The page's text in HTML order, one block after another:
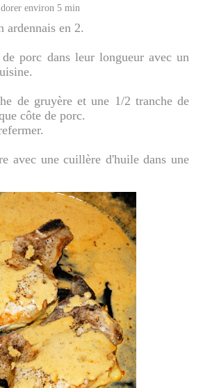
environ 5 min
ardennais en 2.
porc dans leur longueur avec un
de gruyère et une 1/2 tranche de
côte de porc.
avec une cuillère d'huile dans une